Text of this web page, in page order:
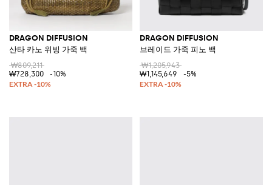
DRAGON DIFFUSION
산타 카노 위빙 가죽 백
₩809,211
₩728,300
-10%
DRAGON DIFFUSION
브레이드 가죽 피노 백
₩1,205,943
₩1,145,649
-5%